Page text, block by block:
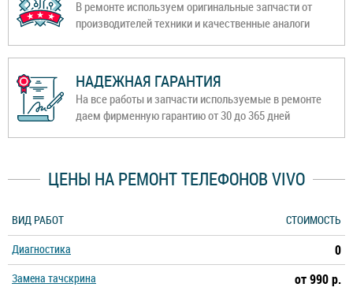
В ремонте используем оригинальные запчасти от
производителей техники и качественные аналоги
НАДЕЖНАЯ ГАРАНТИЯ
На все работы и запчасти используемые в ремонте
даем фирменную гарантию от 30 до 365 дней
ЦЕНЫ НА РЕМОНТ ТЕЛЕФОНОВ VIVO
ВИД РАБОТ
СТОИМОСТЬ
Диагностика
0
Замена тачскрина от 990 р.